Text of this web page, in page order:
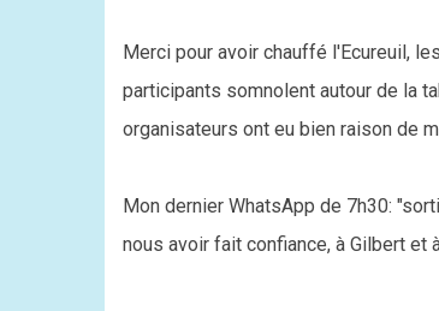
Merci pour avoir chauffé l'Ecureuil,
participants somnolent autour de la
organisateurs ont eu bien raison de
Mon dernier WhatsApp de 7h30:
nous avoir fait confiance, à Gilbert et